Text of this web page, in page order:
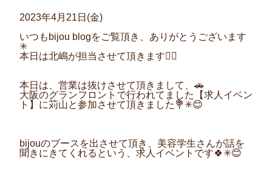
2023年4月21日(金)
いつもbijou blogをご覧頂き、ありがとうございます
✳︎
本日は北嶋が担当させて頂きます💇‍♀️
本日は、営業は抜けさせて頂き まして、🚗
大阪のグランフロントで行われてました【求人イベン
ト】に苅山と参加させて頂きました💐✳︎😊
bijouのブースを出させて頂き、美容学生さんが話を
聞きにきてくれるという、求人イベントです🍀✳︎😊